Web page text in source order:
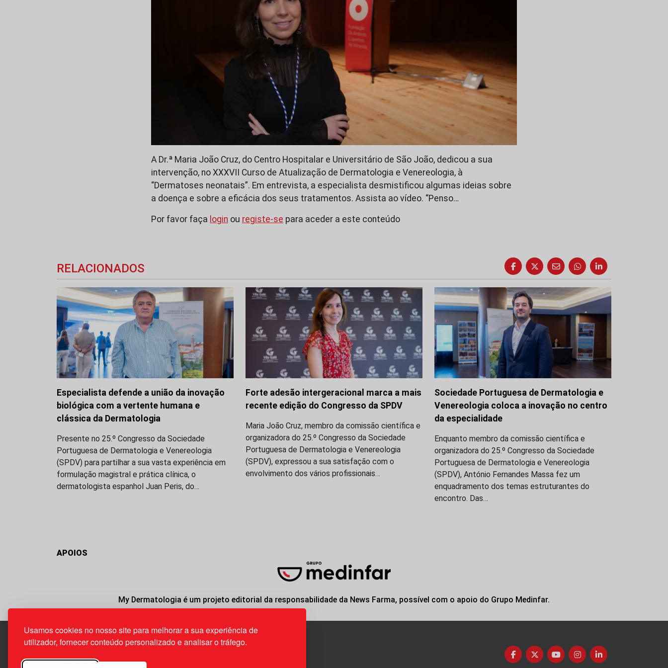
Usamos cookies no nosso site para melhorar a sua experiência de
utilizador, fornecer conteúdo personalizado e analisar o tráfego.
A Dr.ª Maria João Cruz, do Centro Hospitalar e Universitário de São João, dedicou a sua
intervenção, no XXXVII Curso de Atualização de Dermatologia e Venereologia, à
“Dermatoses neonatais”. Em entrevista, a especialista desmistificou algumas ideias sobre
a doença e sobre a eficácia dos seus tratamentos. Assista ao vídeo. “Penso…
Por favor faça login ou registe-se para aceder a este conteúdo
RELACIONADOS
Especialista defende a união da inovação
biológica com a vertente humana e
clássica da Dermatologia
Presente no 25.º Congresso da Sociedade
Portuguesa de Dermatologia e Venereologia
(SPDV) para partilhar a sua vasta experiência em
formulação magistral e prática clínica, o
dermatologista espanhol Juan Peris, do…
Forte adesão intergeracional marca a mais
recente edição do Congresso da SPDV
Maria João Cruz, membro da comissão científica e
organizadora do 25.º Congresso da Sociedade
Portuguesa de Dermatologia e Venereologia
(SPDV), expressou a sua satisfação com o
envolvimento dos vários profissionais…
Sociedade Portuguesa de Dermatologia e
Venereologia coloca a inovação no centro
da especialidade
Enquanto membro da comissão científica e
organizadora do 25.º Congresso da Sociedade
Portuguesa de Dermatologia e Venereologia
(SPDV), António Fernandes Massa fez um
enquadramento dos temas estruturantes do
encontro. Das…
APOIOS
My Dermatologia é um projeto editorial da responsabilidade da News Farma, possível com o apoio do Grupo Medinfar.
1800-282 Lisboa | Portugal